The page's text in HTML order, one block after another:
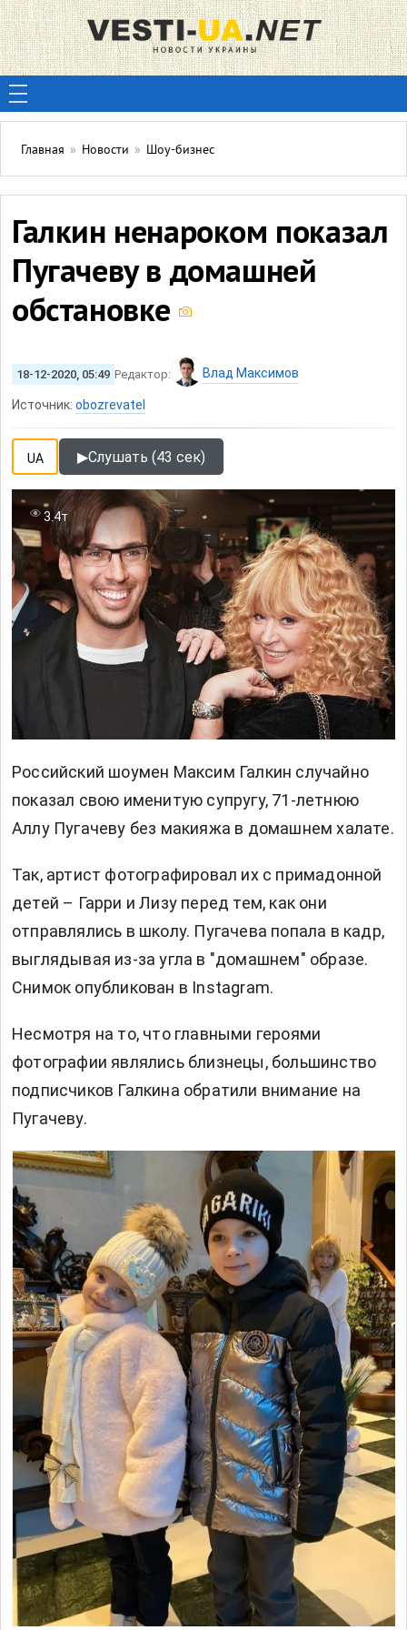
Главная » Новости » Шоу-бизнес
Галкин ненароком показал
Пугачеву в домашней
обстановке
18-12-2020, 05:49 Редактор: Влад Максимов
Источник: obozrevatel
UA ▶Слушать (43 сек)
3.4т
Российский шоумен Максим Галкин случайно
показал свою именитую супругу, 71-летнюю
Аллу Пугачеву без макияжа в домашнем халате.
Так, артист фотографировал их с примадонной
детей – Гарри и Лизу перед тем, как они
отправлялись в школу. Пугачева попала в кадр,
выглядывая из-за угла в "домашнем" образе.
Снимок опубликован в Instagram.
Несмотря на то, что главными героями
фотографии являлись близнецы, большинство
подписчиков Галкина обратили внимание на
Пугачеву.